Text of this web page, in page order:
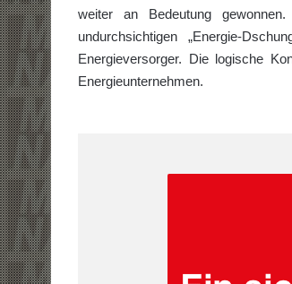
weiter an Bedeutung
undurchsichtigen „Energie-
Energieversorger. Die logische
Energieunternehmen.